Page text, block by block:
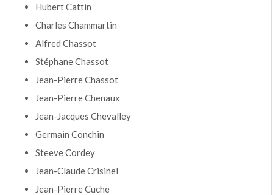
Hubert Cattin
Charles Chammartin
Alfred Chassot
Stéphane Chassot
Jean-Pierre Chassot
Jean-Pierre Chenaux
Jean-Jacques Chevalley
Germain Conchin
Steeve Cordey
Jean-Claude Crisinel
Jean-Pierre Cuche